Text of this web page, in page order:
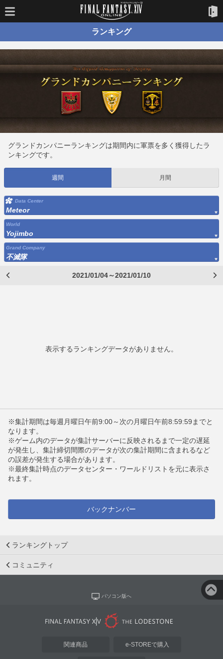
ランキング
グランドカンパニーランキングは期間内に軍票を多く獲得したラ
ンキングです。
週間 月間
Data Center
Meteor
World
Yojimbo
Grand Company
不滅隊
2021/01/04～2021/01/10
表示するランキングデータがありません。
※集計期間は毎週月曜日午前9:00～次の月曜日午前8:59:59までと
なります。
※ゲーム内のデータが集計サーバーに反映されるまで一定の遅延
が発生し、集計締切間際のデータが次の集計期間に含まれるなど
の誤差が発生する場合があります。
※最終集計時点のデータセンター・ワールドリストを元に表示さ
れます。
バックナンバー
ランキングトップ
コミュニティ
パソコン版へ
関連商品 e-STOREで購入